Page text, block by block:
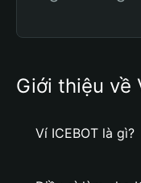
Giới thiệu về
Ví ICEBOT là gì?